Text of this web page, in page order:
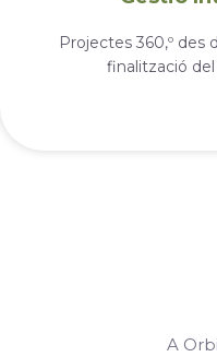
Projectes 360,º des
finalització
A